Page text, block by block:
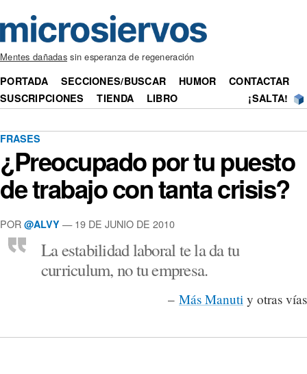
Mentes dañadas sin esperanza de regeneración
PORTADA SECCIONES/BUSCAR HUMOR
CONTACTAR
SUSCRIPCIONES
TIENDA LIBRO ¡SALTA!
FRASES
¿Preocupado por tu puesto
de trabajo con tanta crisis?
POR @ALVY — 19 DE JUNIO DE 2010
La estabilidad laboral te la da tu
curriculum, no tu empresa.
– Más Manuti y otras vías